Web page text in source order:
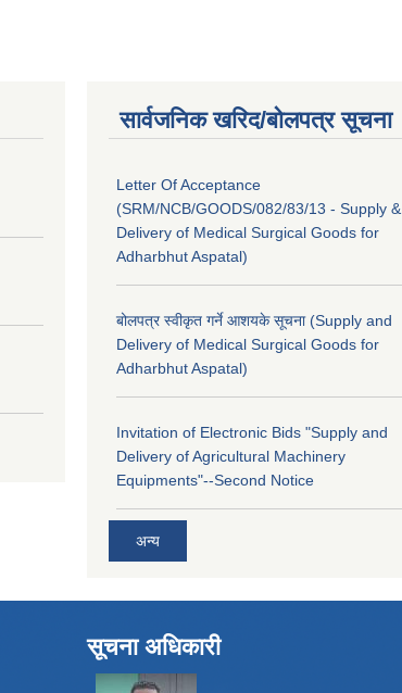
सार्वजनिक खरिद/बोलपत्र सूचना
Letter Of Acceptance
(SRM/NCB/GOODS/082/83/13 - Supply &
Delivery of Medical Surgical Goods for
Adharbhut Aspatal)
बोलपत्र स्वीकृत गर्ने आशयके सूचना (Supply and
Delivery of Medical Surgical Goods for
Adharbhut Aspatal)
Invitation of Electronic Bids "Supply and
Delivery of Agricultural Machinery
Equipments"--Second Notice
अन्य
सूचना अधिकारी